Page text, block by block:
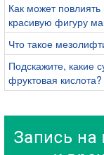
Как может
красивую фигуру
Что такое
Подскажите, какие
фруктовая кислота?